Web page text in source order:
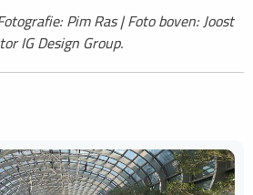
Pim Ras | Foto boven: Joost
IG Design Group.